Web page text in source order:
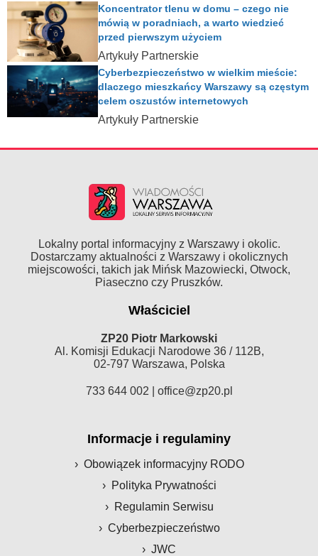
Artykuły Partnerskie
Koncentrator tlenu w domu – czego nie
mówią w poradniach, a warto wiedzieć
przed pierwszym użyciem
Artykuły Partnerskie
Cyberbezpieczeństwo w wielkim mieście:
dlaczego mieszkańcy Warszawy są częstym
celem oszustów internetowych
Lokalny portal informacyjny z Warszawy i okolic.
Dostarczamy aktualności z Warszawy i okolicznych
miejscowości, takich jak Mińsk Mazowiecki, Otwock,
Piaseczno czy Pruszków.
Właściciel
ZP20 Piotr Markowski
Al. Komisji Edukacji Narodowe 36 / 112B,
02-797 Warszawa, Polska
733 644 002 | office@zp20.pl
Informacje i regulaminy
Obowiązek informacyjny RODO
Polityka Prywatności
Regulamin Serwisu
Cyberbezpieczeństwo
JWC